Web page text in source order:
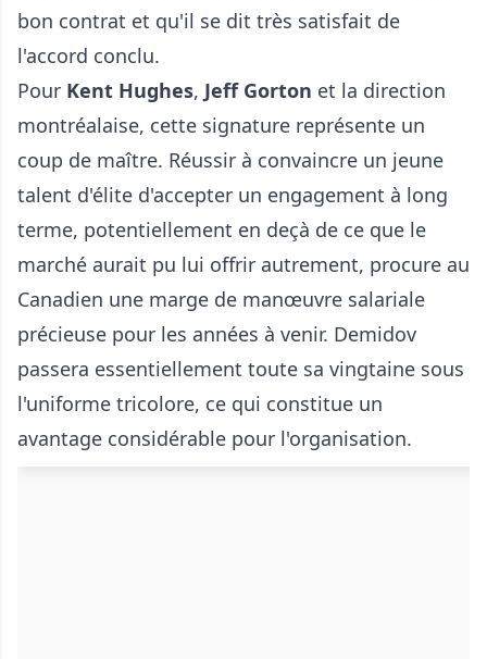
bon contrat et qu'il se dit très satisfait de
l'accord conclu.
Pour Kent Hughes, Jeff Gorton et la direction
montréalaise, cette signature représente un
coup de maître. Réussir à convaincre un jeune
talent d'élite d'accepter un engagement à long
terme, potentiellement en deçà de ce que le
marché aurait pu lui offrir autrement, procure au
Canadien une marge de manœuvre salariale
précieuse pour les années à venir. Demidov
passera essentiellement toute sa vingtaine sous
l'uniforme tricolore, ce qui constitue un
avantage considérable pour l'organisation.